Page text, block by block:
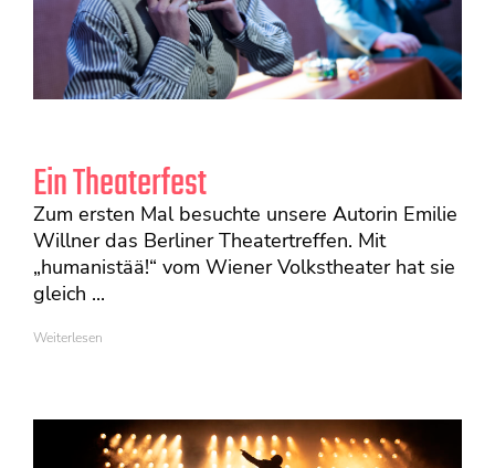
Ein Theaterfest
Zum ersten Mal besuchte unsere Autorin Emilie
Willner das Berliner Theatertreffen. Mit
„humanistää!“ vom Wiener Volkstheater hat sie
gleich ...
Weiterlesen